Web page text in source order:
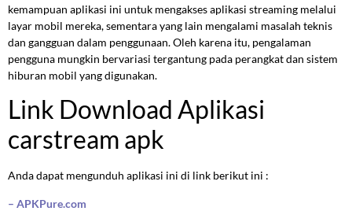
kemampuan aplikasi ini untuk mengakses aplikasi streaming melalui
layar mobil mereka, sementara yang lain mengalami masalah teknis
dan gangguan dalam penggunaan. Oleh karena itu, pengalaman
pengguna mungkin bervariasi tergantung pada perangkat dan sistem
hiburan mobil yang digunakan.
Link Download Aplikasi
carstream apk
Anda dapat mengunduh aplikasi ini di link berikut ini :
– APKPure.com